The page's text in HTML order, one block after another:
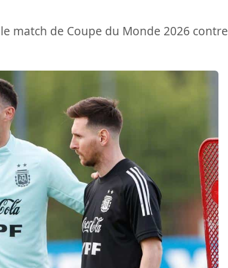
match de Coupe du Monde 2026 contre